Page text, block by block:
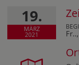
19.
MÄRZ
2021